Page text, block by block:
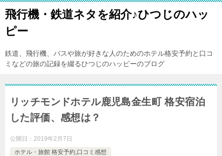
飛行機・鉄道ネタを紹介♪ひつじのハッ
ピー
鉄道、飛行機、バスや旅が好きな人のためのホテル格安予約と口コ
ミなどの旅の記録を綴るひつじのハッピーのブログ
リッチモンドホテル鹿児島金生町 格安宿泊
した評価、感想は？
公開日： 2019年2月7日
ホテル・旅館 格安予約,口コミ感想